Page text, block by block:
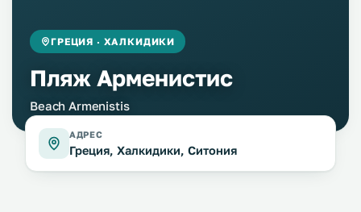
ГРЕЦИЯ · ХАЛКИДИКИ
Пляж Арменистис
Beach Armenistis
АДРЕС
Греция, Халкидики, Ситония